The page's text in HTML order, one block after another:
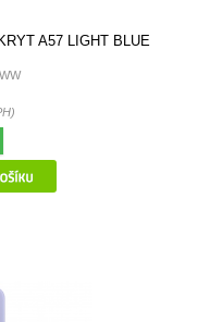
A57 LIGHT BLUE